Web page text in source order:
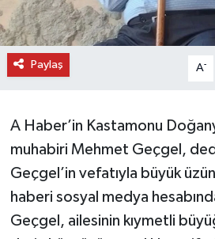
Paylaş A-
A Haber’in Kastamonu
muhabiri Mehmet Geçgel,
Geçgel’in vefatıyla büyük
haberi sosyal medya
Geçgel, ailesinin kıymetli
Hanönü Haberleri
İhsangazi Haberleri
Küre Haberleri
Merkez Haberleri
Pınarbaşı Haberleri